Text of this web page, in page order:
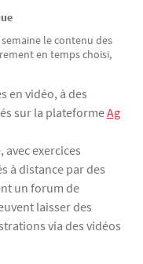
le contenu des
en temps choisi,
en vidéo, à des
sur la plateformeAg
avec exercices
à distance par des
un forum de
laisser des
via des vidéos